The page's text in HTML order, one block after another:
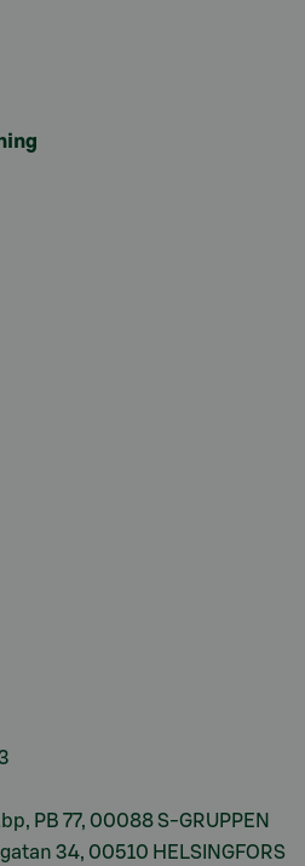
PB 77, 00088 S-GRUPPEN
34, 00510 HELSINGFORS